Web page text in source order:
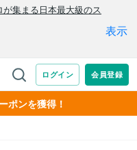
ポンを獲得！